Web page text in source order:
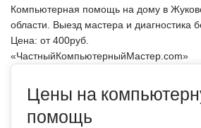
Компьютерная помощь на дому в
области. Выезд мастера и диагностика
Цена: от400руб.
«ЧастныйКомпьютерныйМастер.com»
Цены на
помощь